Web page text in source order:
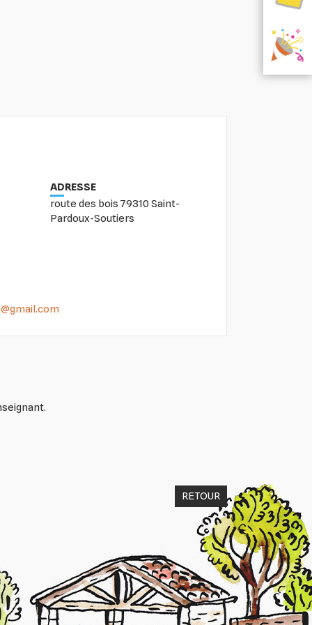
ADRESSE
route des bois 79310 Saint-
Pardoux-Soutiers
RETOUR